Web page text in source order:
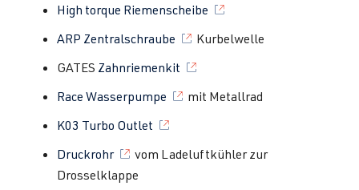
High torque Riemenscheibe
ARP Zentralschraube
Kurbelwelle
GATES Zahnriemenkit
Race Wasserpumpe
mit Metallrad
K03 Turbo Outlet
Druckrohr
vom Ladeluftkühler zur
Drosselklappe